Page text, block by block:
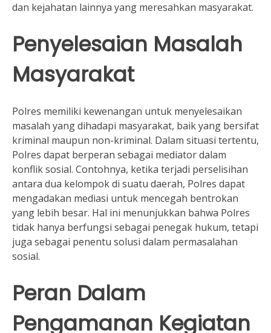
dan kejahatan lainnya yang meresahkan masyarakat.
Penyelesaian Masalah
Masyarakat
Polres memiliki kewenangan untuk menyelesaikan
masalah yang dihadapi masyarakat, baik yang bersifat
kriminal maupun non-kriminal. Dalam situasi tertentu,
Polres dapat berperan sebagai mediator dalam
konflik sosial. Contohnya, ketika terjadi perselisihan
antara dua kelompok di suatu daerah, Polres dapat
mengadakan mediasi untuk mencegah bentrokan
yang lebih besar. Hal ini menunjukkan bahwa Polres
tidak hanya berfungsi sebagai penegak hukum, tetapi
juga sebagai penentu solusi dalam permasalahan
sosial.
Peran Dalam
Pengamanan Kegiatan